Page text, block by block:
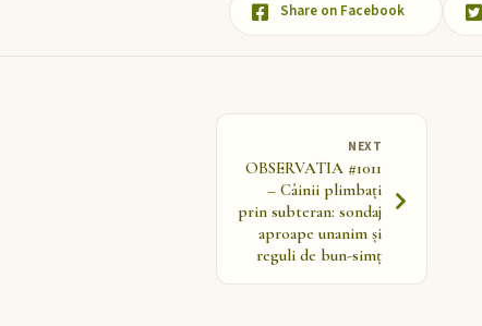
Share on Facebook
NEXT
OBSERVATIA #1011
– Câinii plimbați
prin subteran: sondaj
aproape unanim și
reguli de bun-simț